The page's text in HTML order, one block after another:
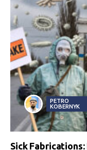
PETRO
KOBERNYK
Sick Fabrications: